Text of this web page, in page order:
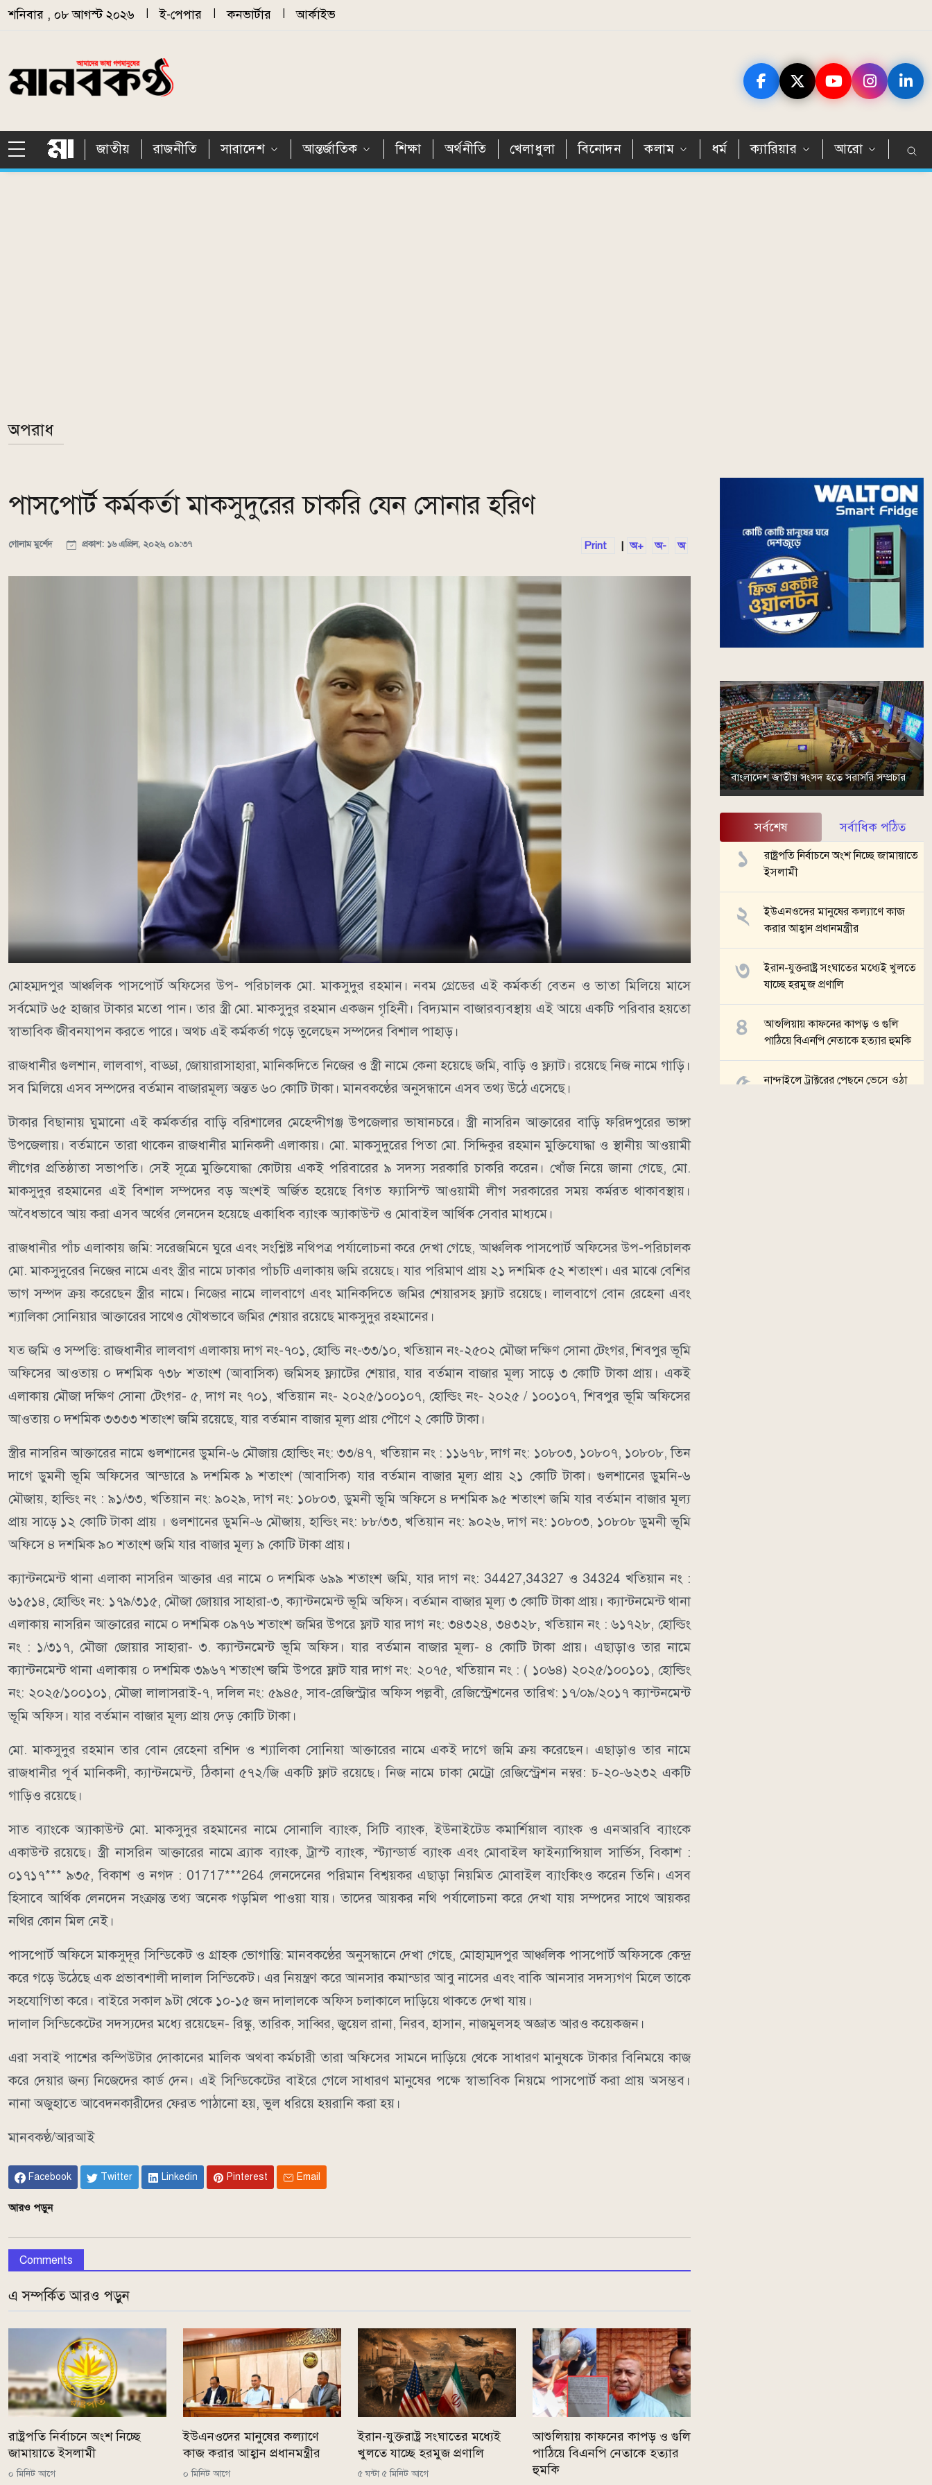
Skip to main content
শনিবার , ০৮ আগস্ট ২০২৬ ই-পেপার কনভার্টার আর্কাইভ
জাতীয় রাজনীতি সারাদেশ আন্তর্জাতিক শিক্ষা অর্থনীতি খেলাধুলা বিনোদন কলাম ধর্ম ক্যারিয়ার আরো
অপরাধ
পাসপোর্ট কর্মকর্তা মাকসুদুরের চাকরি যেন সোনার হরিণ
গোলাম মুর্শেদ প্রকাশ: ১৬ এপ্রিল, ২০২৬, ০৯:৩৭ Print অ+ অ- অ
মোহম্মদপুর আঞ্চলিক পাসপোর্ট অফিসের উপ- পরিচালক মো. মাকসুদুর রহমান। নবম গ্রেডের এই কর্মকর্তা বেতন ও ভাতা মিলিয়ে মাসে
সর্বমোট ৬৫ হাজার টাকার মতো পান। তার স্ত্রী মো. মাকসুদুর রহমান একজন গৃহিনী। বিদ্যমান বাজারব্যবস্থায় এই আয়ে একটি পরিবার হয়তো
স্বাভাবিক জীবনযাপন করতে পারে। অথচ এই কর্মকর্তা গড়ে তুলেছেন সম্পদের বিশাল পাহাড়।
রাজধানীর গুলশান, লালবাগ, বাড্ডা, জোয়ারাসাহারা, মানিকদিতে নিজের ও স্ত্রী নামে কেনা হয়েছে জমি, বাড়ি ও ফ্ল্যাট। রয়েছে নিজ নামে গাড়ি।
সব মিলিয়ে এসব সম্পদের বর্তমান বাজারমূল্য অন্তত ৬০ কোটি টাকা। মানবকণ্ঠের অনুসন্ধানে এসব তথ্য উঠে এসেছে।
টাকার বিছানায় ঘুমানো এই কর্মকর্তার বাড়ি বরিশালের মেহেন্দীগঞ্জ উপজেলার ভাষানচরে। স্ত্রী নাসরিন আক্তারের বাড়ি ফরিদপুরের ভাঙ্গা
উপজেলায়। বর্তমানে তারা থাকেন রাজধানীর মানিকদী এলাকায়। মো. মাকসুদুরের পিতা মো. সিদ্দিকুর রহমান মুক্তিযোদ্ধা ও স্থানীয় আওয়ামী
লীগের প্রতিষ্ঠাতা সভাপতি। সেই সূত্রে মুক্তিযোদ্ধা কোটায় একই পরিবারের ৯ সদস্য সরকারি চাকরি করেন। খোঁজ নিয়ে জানা গেছে, মো.
মাকসুদুর রহমানের এই বিশাল সম্পদের বড় অংশই অর্জিত হয়েছে বিগত ফ্যাসিস্ট আওয়ামী লীগ সরকারের সময় কর্মরত থাকাবস্থায়।
অবৈধভাবে আয় করা এসব অর্থের লেনদেন হয়েছে একাধিক ব্যাংক অ্যাকাউন্ট ও মোবাইল আর্থিক সেবার মাধ্যমে।
রাজধানীর পাঁচ এলাকায় জমি: সরেজমিনে ঘুরে এবং সংশ্লিষ্ট নথিপত্র পর্যালোচনা করে দেখা গেছে, আঞ্চলিক পাসপোর্ট অফিসের উপ-পরিচালক
মো. মাকসুদুরের নিজের নামে এবং স্ত্রীর নামে ঢাকার পাঁচটি এলাকায় জমি রয়েছে। যার পরিমাণ প্রায় ২১ দশমিক ৫২ শতাংশ। এর মাঝে বেশির
ভাগ সম্পদ ক্রয় করেছেন স্ত্রীর নামে। নিজের নামে লালবাগে এবং মানিকদিতে জমির শেয়ারসহ ফ্ল্যাট রয়েছে। লালবাগে বোন রেহেনা এবং
শ্যালিকা সোনিয়ার আক্তারের সাথেও যৌথভাবে জমির শেয়ার রয়েছে মাকসুদুর রহমানের।
যত জমি ও সম্পত্তি: রাজধানীর লালবাগ এলাকায় দাগ নং-৭০১, হোল্ডি নং-৩৩/১০, খতিয়ান নং-২৫০২ মৌজা দক্ষিণ সোনা টেংগর, শিবপুর ভূমি
অফিসের আওতায় ০ দশমিক ৭৩৮ শতাংশ (আবাসিক) জমিসহ ফ্ল্যাটের শেয়ার, যার বর্তমান বাজার মূল্য সাড়ে ৩ কোটি টাকা প্রায়। একই
এলাকায় মৌজা দক্ষিণ সোনা টেংগর- ৫, দাগ নং ৭০১, খতিয়ান নং- ২০২৫/১০০১০৭, হোল্ডিং নং- ২০২৫ / ১০০১০৭, শিবপুর ভূমি অফিসের
আওতায় ০ দশমিক ৩৩৩৩ শতাংশ জমি রয়েছে, যার বর্তমান বাজার মূল্য প্রায় পৌণে ২ কোটি টাকা।
স্ত্রীর নাসরিন আক্তারের নামে গুলশানের ডুমনি-৬ মৌজায় হোল্ডিং নং: ৩৩/৪৭, খতিয়ান নং : ১১৬৭৮, দাগ নং: ১০৮০৩, ১০৮০৭, ১০৮০৮, তিন
দাগে ডুমনী ভূমি অফিসের আন্ডারে ৯ দশমিক ৯ শতাংশ (আবাসিক) যার বর্তমান বাজার মূল্য প্রায় ২১ কোটি টাকা। গুলশানের ডুমনি-৬
মৌজায়, হাল্ডিং নং : ৯১/৩৩, খতিয়ান নং: ৯০২৯, দাগ নং: ১০৮০৩, ডুমনী ভূমি অফিসে ৪ দশমিক ৯৫ শতাংশ জমি যার বর্তমান বাজার মূল্য
প্রায় সাড়ে ১২ কোটি টাকা প্রায় । গুলশানের ডুমনি-৬ মৌজায়, হাল্ডিং নং: ৮৮/৩৩, খতিয়ান নং: ৯০২৬, দাগ নং: ১০৮০৩, ১০৮০৮ ডুমনী ভূমি
অফিসে ৪ দশমিক ৯০ শতাংশ জমি যার বাজার মূল্য ৯ কোটি টাকা প্রায়।
ক্যান্টনমেন্ট থানা এলাকা নাসরিন আক্তার এর নামে ০ দশমিক ৬৯৯ শতাংশ জমি, যার দাগ নং: 34427,34327 ও 34324 খতিয়ান নং :
৬১৫১৪, হোল্ডিং নং: ১৭৯/৩১৫, মৌজা জোয়ার সাহারা-৩, ক্যান্টনমেন্ট ভূমি অফিস। বর্তমান বাজার মূল্য ৩ কোটি টাকা প্রায়। ক্যান্টনমেন্ট থানা
এলাকায় নাসরিন আক্তারের নামে ০ দশমিক ০৯৭৬ শতাংশ জমির উপরে ফ্লাট যার দাগ নং: ৩৪৩২৪, ৩৪৩২৮, খতিয়ান নং : ৬১৭২৮, হোল্ডিং
নং : ১/৩১৭, মৌজা জোয়ার সাহারা- ৩. ক্যান্টনমেন্ট ভূমি অফিস। যার বর্তমান বাজার মূল্য- ৪ কোটি টাকা প্রায়। এছাড়াও তার নামে
ক্যান্টনমেন্ট থানা এলাকায় ০ দশমিক ৩৯৬৭ শতাংশ জমি উপরে ফ্লাট যার দাগ নং: ২০৭৫, খতিয়ান নং : ( ১০৬৪) ২০২৫/১০০১০১, হোল্ডিং
নং: ২০২৫/১০০১০১, মৌজা লালাসরাই-৭, দলিল নং: ৫৯৪৫, সাব-রেজিস্ট্রার অফিস পল্লবী, রেজিস্ট্রেশনের তারিখ: ১৭/০৯/২০১৭ ক্যান্টনমেন্ট
ভূমি অফিস। যার বর্তমান বাজার মূল্য প্রায় দেড় কোটি টাকা।
মো. মাকসুদুর রহমান তার বোন রেহেনা রশিদ ও শ্যালিকা সোনিয়া আক্তারের নামে একই দাগে জমি ক্রয় করেছেন। এছাড়াও তার নামে
রাজধানীর পূর্ব মানিকদী, ক্যান্টনমেন্ট, ঠিকানা ৫৭২/জি একটি ফ্লাট রয়েছে। নিজ নামে ঢাকা মেট্রো রেজিস্ট্রেশন নম্বর: চ-২০-৬২৩২ একটি
গাড়িও রয়েছে।
সাত ব্যাংকে অ্যাকাউন্ট মো. মাকসুদুর রহমানের নামে সোনালি ব্যাংক, সিটি ব্যাংক, ইউনাইটেড কমার্শিয়াল ব্যাংক ও এনআরবি ব্যাংকে
একাউন্ট রয়েছে। স্ত্রী নাসরিন আক্তারের নামে ব্র্যাক ব্যাংক, ট্রাস্ট ব্যাংক, স্ট্যান্ডার্ড ব্যাংক এবং মোবাইল ফাইন্যান্সিয়াল সার্ভিস, বিকাশ :
০১৭১৭*** ৯৩৫, বিকাশ ও নগদ : 01717***264 লেনদেনের পরিমান বিশ্বয়কর এছাড়া নিয়মিত মোবাইল ব্যাংকিংও করেন তিনি। এসব
হিসাবে আর্থিক লেনদেন সংক্রান্ত তথ্য অনেক গড়মিল পাওয়া যায়। তাদের আয়কর নথি পর্যালোচনা করে দেখা যায় সম্পদের সাথে আয়কর
নথির কোন মিল নেই।
পাসপোর্ট অফিসে মাকসুদূর সিন্ডিকেট ও গ্রাহক ভোগান্তি: মানবকণ্ঠের অনুসন্ধানে দেখা গেছে, মোহাম্মদপুর আঞ্চলিক পাসপোর্ট অফিসকে কেন্দ্র
করে গড়ে উঠেছে এক প্রভাবশালী দালাল সিন্ডিকেট। এর নিয়ন্ত্রণ করে আনসার কমান্ডার আবু নাসের এবং বাকি আনসার সদস্যগণ মিলে তাকে
সহযোগিতা করে। বাইরে সকাল ৯টা থেকে ১০-১৫ জন দালালকে অফিস চলাকালে দাড়িয়ে থাকতে দেখা যায়।
দালাল সিন্ডিকেটের সদস্যদের মধ্যে রয়েছেন- রিঙ্কু, তারিক, সাব্বির, জুয়েল রানা, নিরব, হাসান, নাজমুলসহ অজ্ঞাত আরও কয়েকজন।
এরা সবাই পাশের কম্পিউটার দোকানের মালিক অথবা কর্মচারী তারা অফিসের সামনে দাড়িয়ে থেকে সাধারণ মানুষকে টাকার বিনিময়ে কাজ
করে দেয়ার জন্য নিজেদের কার্ড দেন। এই সিন্ডিকেটের বাইরে গেলে সাধারণ মানুষের পক্ষে স্বাভাবিক নিয়মে পাসপোর্ট করা প্রায় অসম্ভব।
নানা অজুহাতে আবেদনকারীদের ফেরত পাঠানো হয়, ভুল ধরিয়ে হয়রানি করা হয়।
মানবকণ্ঠ/আরআই
Facebook Twitter Linkedin Pinterest Email
আরও পড়ুন
Comments
এ সম্পর্কিত আরও পড়ুন
রাষ্ট্রপতি নির্বাচনে অংশ নিচ্ছে
জামায়াতে ইসলামী
০ মিনিট আগে
ইউএনওদের মানুষের কল্যাণে
কাজ করার আহ্বান প্রধানমন্ত্রীর
০ মিনিট আগে
ইরান-যুক্তরাষ্ট্র সংঘাতের মধ্যেই
খুলতে যাচ্ছে হরমুজ প্রণালি
৫ ঘন্টা ৫ মিনিট আগে
আশুলিয়ায় কাফনের কাপড় ও গুলি
পাঠিয়ে বিএনপি নেতাকে হত্যার
হুমকি
বাংলাদেশ জাতীয় সংসদ হতে সরাসরি সম্প্রচার
সর্বশেষ সর্বাধিক পঠিত
রাষ্ট্রপতি নির্বাচনে অংশ নিচ্ছে জামায়াতে
ইসলামী
ইউএনওদের মানুষের কল্যাণে কাজ
করার আহ্বান প্রধানমন্ত্রীর
ইরান-যুক্তরাষ্ট্র সংঘাতের মধ্যেই খুলতে
যাচ্ছে হরমুজ প্রণালি
আশুলিয়ায় কাফনের কাপড় ও গুলি
পাঠিয়ে বিএনপি নেতাকে হত্যার হুমকি
নান্দাইলে ট্রাক্টরের পেছনে ভেসে ওঠা